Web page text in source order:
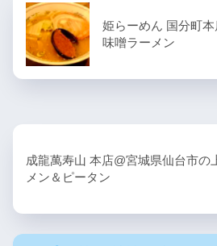
姫らーめん 国分町
味噌ラーメン
成龍萬寿山 本店@宮城県仙台市の
メン＆ピータン